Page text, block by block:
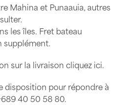
Mahina et Punaauia, autres
les îles. Fret bateau
supplément.
sur la livraisoncliquez ici.
disposition pour répondre à
40 50 58 80.